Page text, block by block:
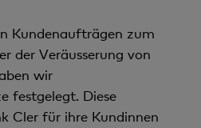
Kundenaufträgen zum
der Veräusserung von
wir
festgelegt. Diese
Cler für ihre Kundinnen